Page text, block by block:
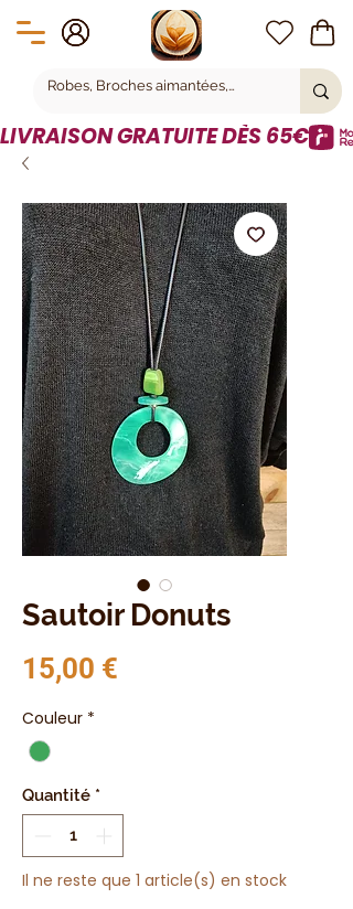
LIVRAISON GRATUITE DÈS 65€
Sautoir Donuts
15,00 €
Couleur *
Quantité *
Il ne reste que 1 article(s) en stock